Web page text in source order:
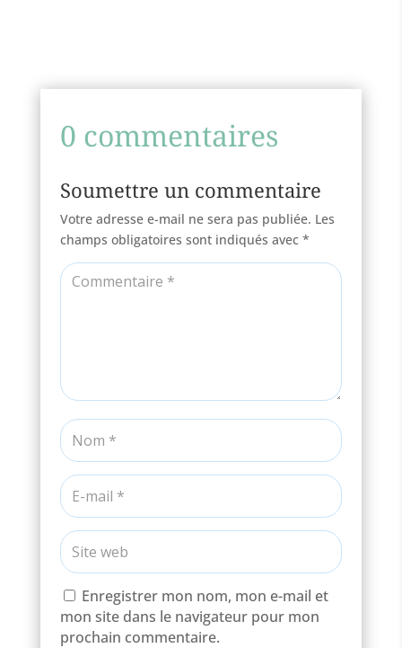
0 commentaires
Soumettre un commentaire
Votre adresse e-mail ne sera pas publiée. Les
champs obligatoires sont indiqués avec*
Enregistrer mon nom, mon e-mail et
mon site dans le navigateur pour mon
prochain commentaire.